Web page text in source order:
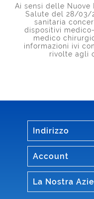
Ai sensi delle
Salute del 28/03/
sanitaria
dispositivi
medico
informazioni ivi
rivolte agli
Indirizzo
Account
La Nostra